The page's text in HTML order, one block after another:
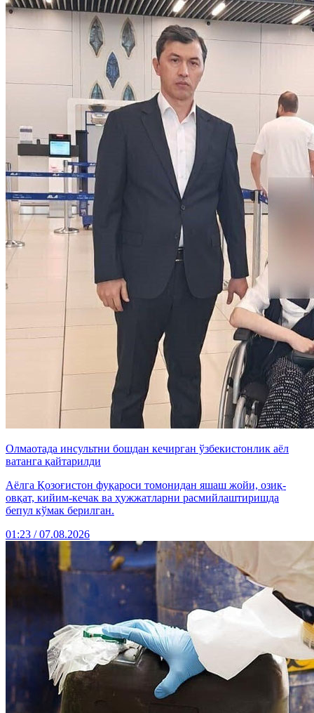
Олмаотада инсультни бошдан кечирган ўзбекистонлик аёл
ватанга қайтарилди
Аёлга Қозоғистон фуқароси томонидан яшаш жойи, озиқ-
овқат, кийим-кечак ва ҳужжатларни расмийлаштиришда
бепул кўмак берилган.
01:23 / 07.08.2026